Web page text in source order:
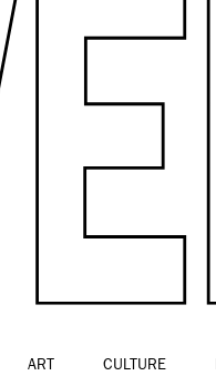
ART CULTURE